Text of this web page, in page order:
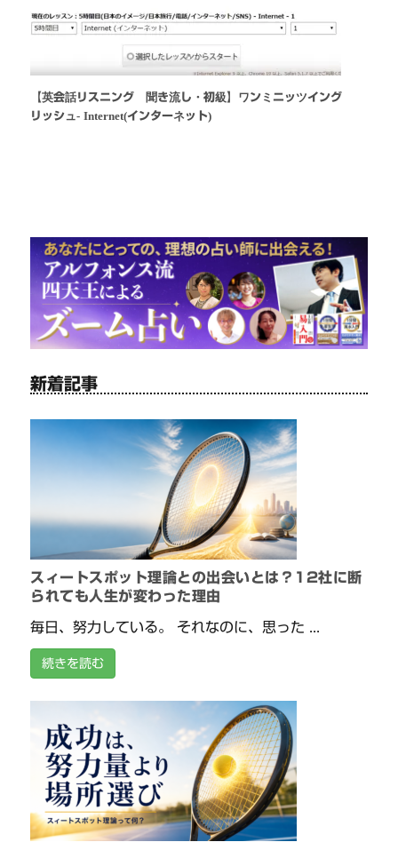
【英会話リスニング 聞き流し・初級】ワンミニッツイング
リッシュ- Internet(インターネット)
新着記事
スィートスポット理論との出会いとは？12社に断
られても人生が変わった理由
毎日、努力している。 それなのに、思った ...
続きを読む